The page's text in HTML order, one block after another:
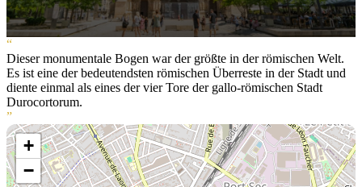
“
Dieser monumentale Bogen war der größte in der römischen Welt.
Es ist eine der bedeutendsten römischen Überreste in der Stadt und
diente einmal als eines der vier Tore der gallo-römischen Stadt
Durocortorum.
”
+
−